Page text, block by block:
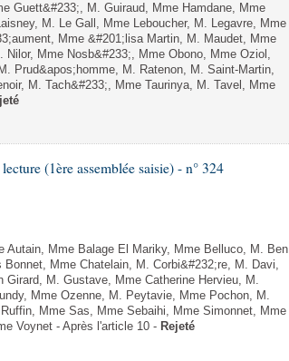
Guett&#233;, M. Guiraud, Mme Hamdane, Mme
M. Le Gall, Mme Leboucher, M. Legavre, Mme
Mme &#201;lisa Martin, M. Maudet, Mme
Mme Nosb&#233;, Mme Obono, Mme Oziol,
Prud&apos;homme, M. Ratenon, M. Saint-Martin,
M. Tach&#233;, Mme Taurinya, M. Tavel, Mme
(1ère assemblée saisie) - n° 324
Autain, Mme Balage El Mariky, Mme Belluco, M. Ben
Mme Chatelain, M. Corbi&#232;re, M. Davi,
Girard, M. Gustave, Mme Catherine Hervieu, M.
Mme Ozenne, M. Peytavie, Mme Pochon, M.
Mme Sas, Mme Sebaihi, Mme Simonnet, Mme
Voynet - Après l'article 10 - Rejeté